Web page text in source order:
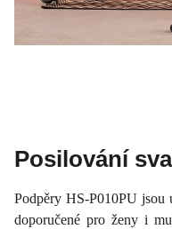
Posilování
Podpěry HS-P010PU
doporučené pro ženy i